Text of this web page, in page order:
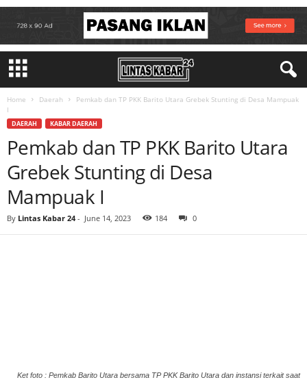
Home Daerah
Pemkab dan TP PKK Barito Utara Grebek Stunting di Desa Mampuak
I
DAERAH KABAR DAERAH
Pemkab dan TP PKK Barito Utara
Grebek Stunting di Desa
Mampuak I
By Lintas Kabar 24- June 14, 2023 184 0
Ket foto : Pemkab Barito Utara bersama TP PKK Barito Utara dan instansi terkait saat